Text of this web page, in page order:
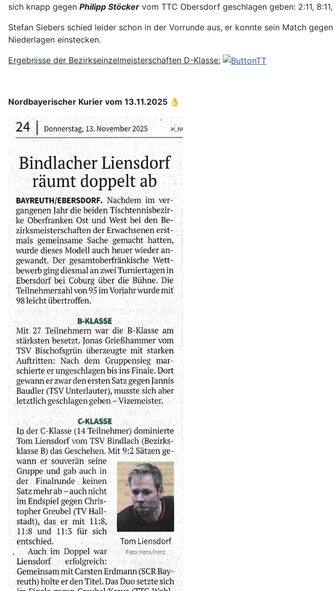
sich knapp gegen Philipp Stöcker vom TTC Obersdorf geschlagen geben: 2:11, 8:11,
Stefan Siebers schied leider schon in der Vorrunde aus, er konnte sein Match gegen
Niederlagen einstecken.
Ergebnisse der Bezirkseinzelmeisterschaften D-Klasse:
Nordbayerischer Kurier vom 13.11.2025 👌